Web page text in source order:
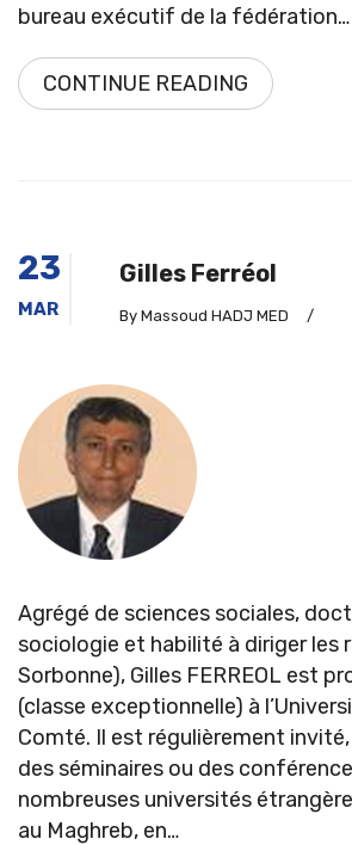
bureau exécutif de la fédération…
CONTINUE READING
23
MAR
Gilles Ferréol
By Massoud HADJ MED /
Agrégé de sciences sociales,
sociologie et habilité à diriger les
Sorbonne), Gilles FERREOL est
(classe exceptionnelle) à
Comté. Il est régulièrement
des séminaires ou des
nombreuses universités
au Maghreb, en…